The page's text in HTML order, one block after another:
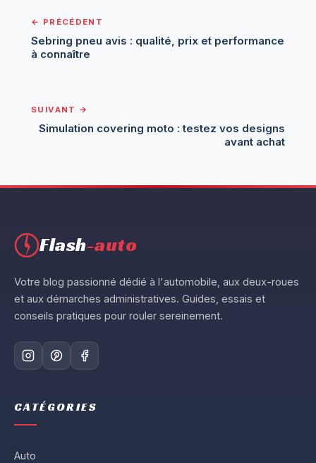
← PRÉCÉDENT
Sebring pneu avis : qualité, prix et performance
à connaître
SUIVANT →
Simulation covering moto : testez vos designs
avant achat
contenu
Flash-auto
Votre blog passionné dédié à l'automobile, aux deux-roues
et aux démarches administratives. Guides, essais et
conseils pratiques pour rouler sereinement.
CATÉGORIES
Auto